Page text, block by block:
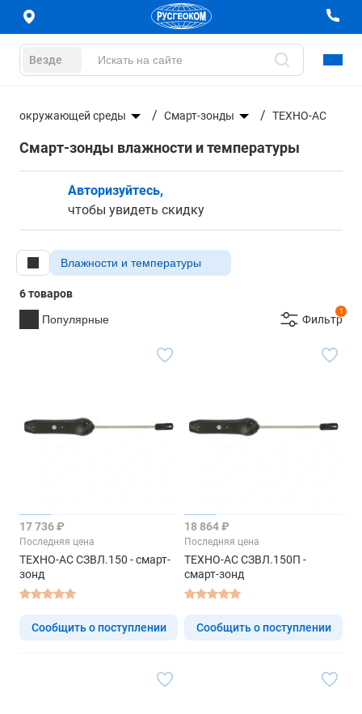
Везде
окружающей среды Смарт-зонды ТЕХНО-АС
Смарт-зонды влажности и температуры
Авторизуйтесь,
чтобы увидеть скидку
Влажности и температуры
6 товаров
Популярные
1
Фильтр
17 736 ₽
Последняя цена
ТЕХНО-АС СЗВЛ.150 - смарт-
зонд
Сообщить о поступлении
18 864 ₽
Последняя цена
ТЕХНО-АС СЗВЛ.150П -
смарт-зонд
Сообщить о поступлении